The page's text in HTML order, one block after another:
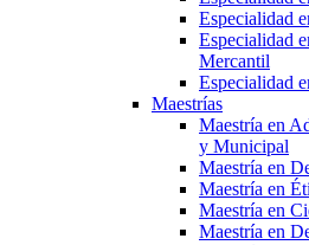
Especialidad
Especialidad
Mercantil
Especialidad
Maestrías
Maestría en
y Municipal
Maestría en
Maestría en
Maestría en
Maestría en